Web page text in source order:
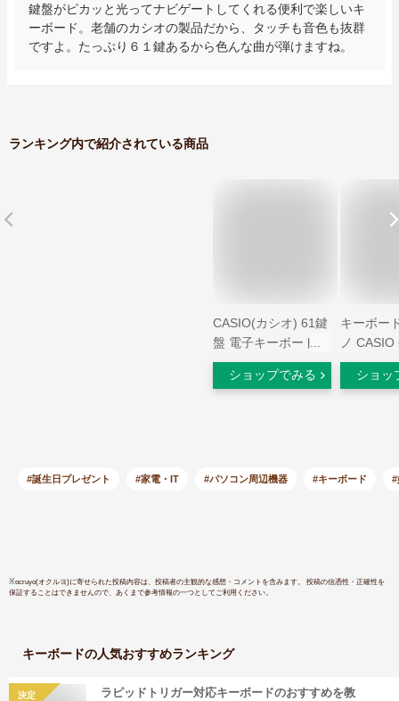
鍵盤がピカッと光ってナビゲートしてくれる便利で楽しいキ
ーボード。老舗のカシオの製品だから、タッチも音色も抜群
ですよ。たっぷり６１鍵あるから色んな曲が弾けますね。
ランキング内で紹介されている商品
CASIO(カシオ) 61鍵
盤 電子キーボード
LK-312 [光ナビゲー
ション]
ショップでみる
キーボー
ノ
WE ホワ
ド・イス
楽器
ショッ
#誕生日プレゼント #家電・IT #パソコン周辺機器 #キーボード #
※ocruyo(オクルヨ)に寄せられた投稿内容は、投稿者の主観的な感想・コメントを含みます。 投稿の信憑性・正確性を
保証することはできませんので、あくまで参考情報の一つとしてご利用ください。
キーボードの人気おすすめランキング
決定
ラピッドトリガー対応キーボードのおすすめを教